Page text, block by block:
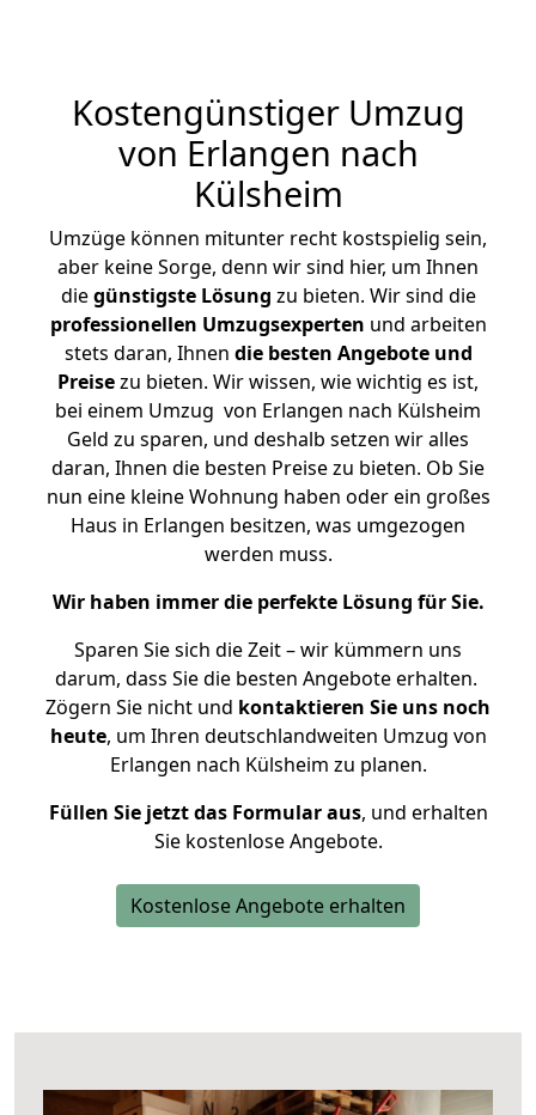
Kostengünstiger Umzug
von Erlangen nach
Külsheim
Umzüge können mitunter recht kostspielig sein,
aber keine Sorge, denn wir sind hier, um Ihnen
diegünstigste Lösung zu bieten. Wir sind die
professionellen Umzugsexperten und arbeiten
stets daran, Ihnen die besten Angebote und
Preisezu bieten. Wir wissen, wie wichtig es ist,
bei einem Umzug von Erlangen nach Külsheim
Geld zu sparen, und deshalb setzen wir alles
daran, Ihnen die besten Preise zu bieten. Ob Sie
nun eine kleine Wohnung haben oder ein großes
Haus in Erlangen besitzen, was umgezogen
werden muss.
Wir haben immer die perfekte Lösung für Sie.
Sparen Sie sich die Zeit – wir kümmern uns
darum, dass Sie die besten Angebote erhalten.
Zögern Sie nicht und kontaktieren Sie uns noch
heute, um Ihren deutschlandweiten Umzug von
Erlangen nach Külsheim zu planen.
Füllen Sie jetzt das Formular aus, und erhalten
Sie kostenlose Angebote.
Kostenlose Angebote erhalten